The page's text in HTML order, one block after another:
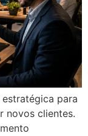
para
novos clientes.